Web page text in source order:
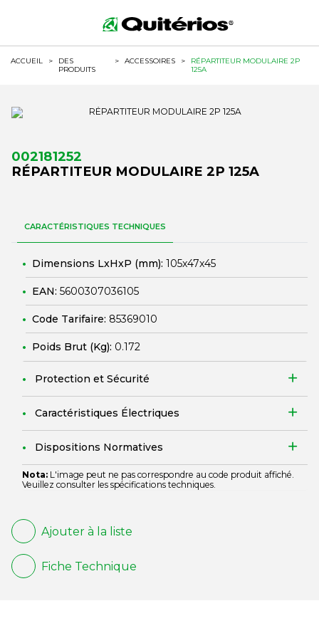
ACCUEIL >
DES
PRODUITS
> ACCESSOIRES >
RÉPARTITEUR MODULAIRE 2P
125A
002181252
RÉPARTITEUR MODULAIRE 2P 125A
CARACTÉRISTIQUES TECHNIQUES
Dimensions LxHxP (mm): 105x47x45
EAN: 5600307036105
Code Tarifaire: 85369010
Poids Brut (Kg): 0.172
Protection et Sécurité
Caractéristiques Électriques
Dispositions Normatives
Nota: L'image peut ne pas correspondre au code produit affiché.
Veuillez consulter les spécifications techniques.
Ajouter à la liste
Fiche Technique